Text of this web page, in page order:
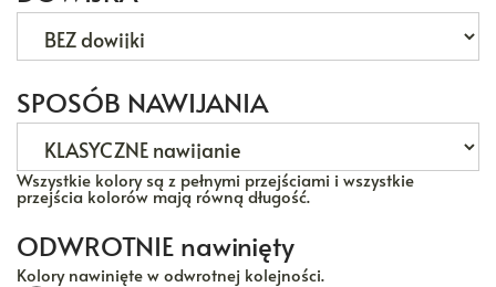
SPOSÓB NAWIJANIA
Wszystkie kolory są z pełnymi przejściami i wszystkie
przejścia kolorów mają równą długość.
ODWROTNIE nawinięty
Kolory nawinięte w odwrotnej kolejności.